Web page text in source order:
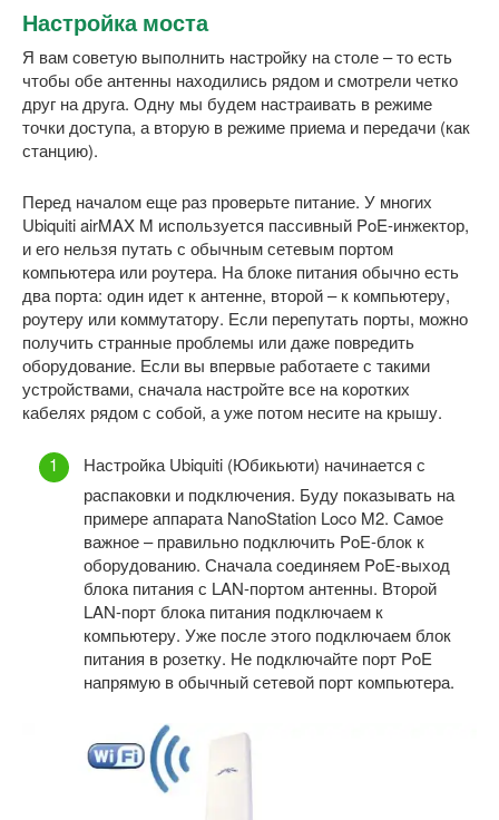
Настройка моста
Я вам советую выполнить настройку на столе – то есть
чтобы обе антенны находились рядом и смотрели четко
друг на друга. Одну мы будем настраивать в режиме
точки доступа, а вторую в режиме приема и передачи (как
станцию).
Перед началом еще раз проверьте питание. У многих
Ubiquiti airMAX M используется пассивный PoE-инжектор,
и его нельзя путать с обычным сетевым портом
компьютера или роутера. На блоке питания обычно есть
два порта: один идет к антенне, второй – к компьютеру,
роутеру или коммутатору. Если перепутать порты, можно
получить странные проблемы или даже повредить
оборудование. Если вы впервые работаете с такими
устройствами, сначала настройте все на коротких
кабелях рядом с собой, а уже потом несите на крышу.
Настройка Ubiquiti (Юбикьюти) начинается с
распаковки и подключения. Буду показывать на
примере аппарата NanoStation Loco M2. Самое
важное – правильно подключить PoE-блок к
оборудованию. Сначала соединяем PoE-выход
блока питания с LAN-портом антенны. Второй
LAN-порт блока питания подключаем к
компьютеру. Уже после этого подключаем блок
питания в розетку. Не подключайте порт PoE
напрямую в обычный сетевой порт компьютера.